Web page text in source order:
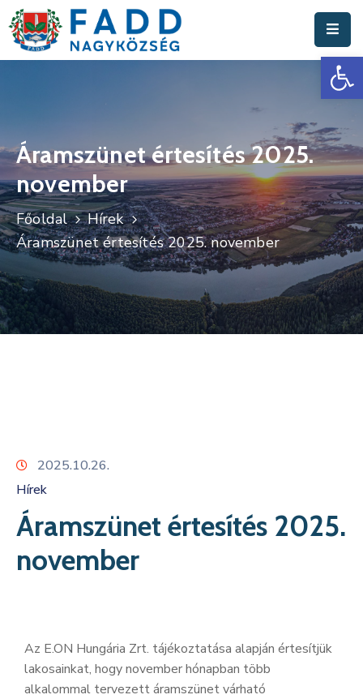
Hivatal
Fadd
Nagyközség
Turisztika
Választási
Információk
Események
Áramszünet értesítés 2025.
november
Főoldal
Hírek
Áramszünet értesítés 2025. november
2025.10.26.
Hírek
Áramszünet értesítés 2025.
november
Az E.ON Hungária Zrt. tájékoztatása alapján értesítjük
lakosainkat, hogy november hónapban több
alkalommal tervezett áramszünet várható